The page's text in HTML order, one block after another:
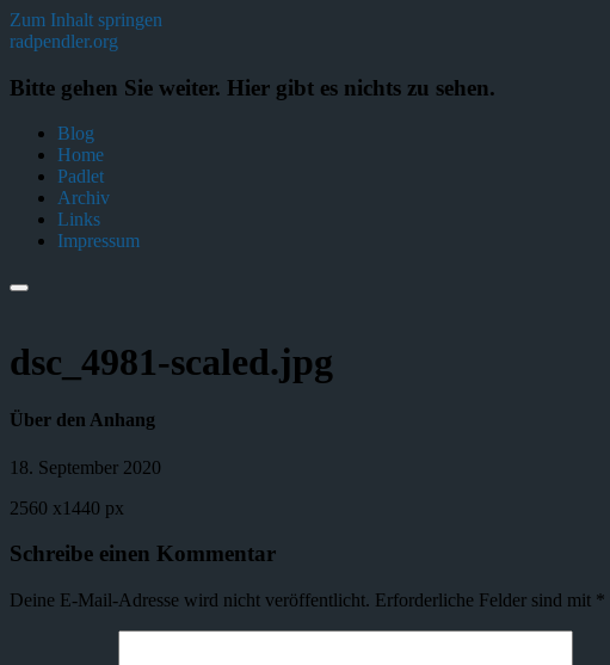
Zum Inhalt springen
radpendler.org
Bitte gehen Sie weiter. Hier gibt es nichts zu sehen.
Blog
Home
Padlet
Archiv
Links
Impressum
dsc_4981-scaled.jpg
Über den Anhang
18. September 2020
2560 x1440 px
Schreibe einen Kommentar
Deine E-Mail-Adresse wird nicht veröffentlicht. Erforderliche Felder sind mit *